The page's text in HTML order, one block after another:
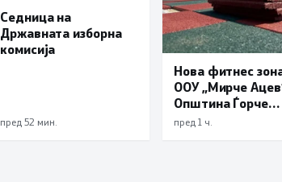
Седница на
Државната изборна
комисија
пред 52 мин.
Нова фитнес
ООУ „Мирче
Општина Ѓорче
Петров
пред 1 ч.